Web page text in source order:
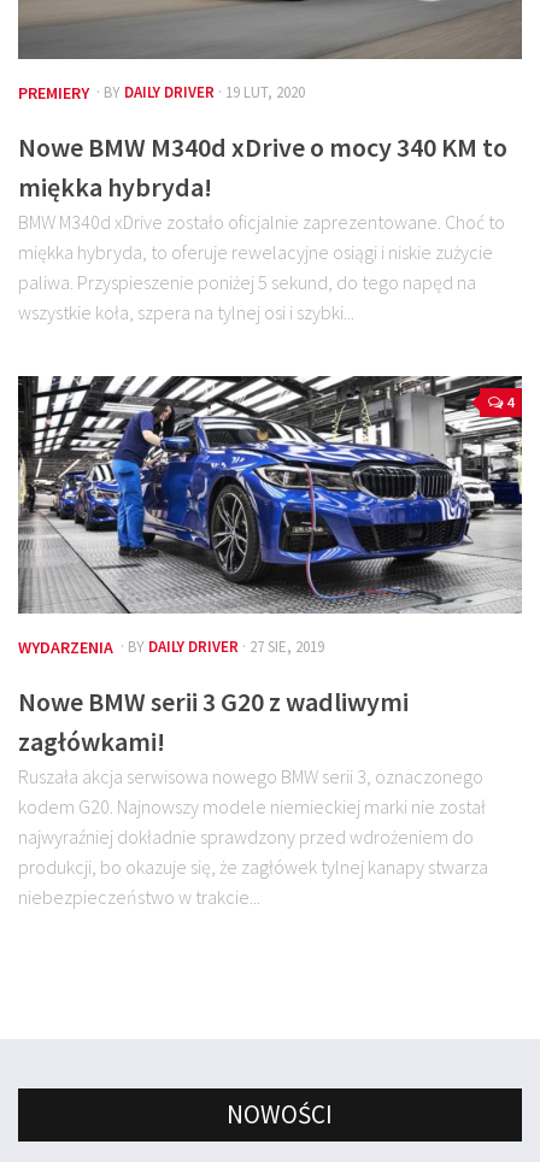
PREMIERY · BY DAILY DRIVER · 19 LUT, 2020
Nowe BMW M340d xDrive o mocy 340 KM to
miękka hybryda!
BMW M340d xDrive zostało oficjalnie zaprezentowane. Choć to
miękka hybryda, to oferuje rewelacyjne osiągi i niskie zużycie
paliwa. Przyspieszenie poniżej 5 sekund, do tego napęd na
wszystkie koła, szpera na tylnej osi i szybki...
4
WYDARZENIA · BY DAILY DRIVER · 27 SIE, 2019
Nowe BMW serii 3 G20 z wadliwymi
zagłówkami!
Ruszała akcja serwisowa nowego BMW serii 3, oznaczonego
kodem G20. Najnowszy modele niemieckiej marki nie został
najwyraźniej dokładnie sprawdzony przed wdrożeniem do
produkcji, bo okazuje się, że zagłówek tylnej kanapy stwarza
niebezpieczeństwo w trakcie...
NOWOŚCI